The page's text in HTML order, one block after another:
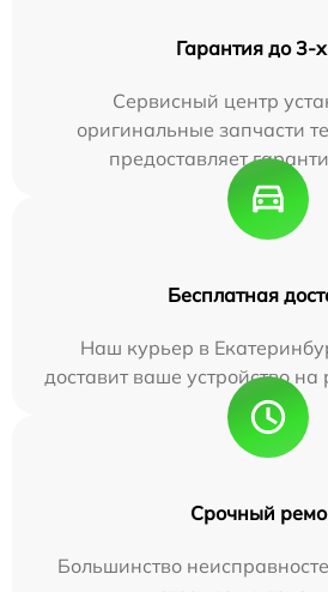
Гарантия до 3-х
Сервисный центр
оригинальные запчасти
предоставляет
Бесплатная
Наш курьер в
доставит ваше устройство на
Срочный
Большинство